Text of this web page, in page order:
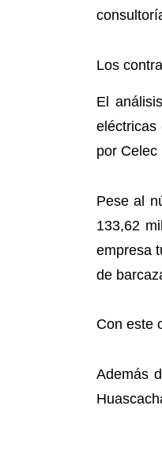
Los
El
eléctricas
por Celec
Pese al
133,62
empresa
de
Con este
Además